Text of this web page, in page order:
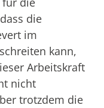
die
im
kann,
Arbeitskraft
nicht
trotzdem die